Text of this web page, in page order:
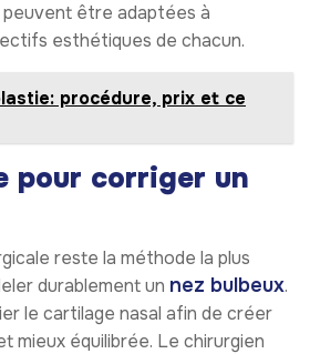
être adaptées à
esthétiques de chacun.
procédure, prix et ce
pour corriger un
reste la méthode la plus
durablement un nez bulbeux.
le cartilage nasal afin de créer
mieux équilibrée. Le chirurgien